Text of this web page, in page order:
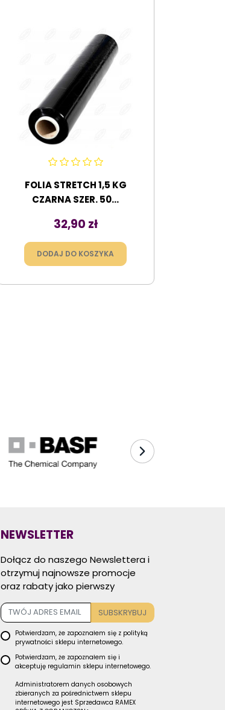
FOLIA STRETCH 1,5 KG
CZARNA SZER. 50...
Cena
32,90 zł
DODAJ DO KOSZYKA
NEWSLETTER
Dołącz do naszego Newslettera i
otrzymuj najnowsze promocje
oraz rabaty jako pierwszy
SUBSKRYBUJ
Potwierdzam, że zapoznałem się z polityką
prywatności sklepu internetowego.
Potwierdzam, że zapoznałem się i
akceptuję regulamin sklepu internetowego.
Administratorem danych osobowych
zbieranych za pośrednictwem sklepu
internetowego jest Sprzedawca RAMEX